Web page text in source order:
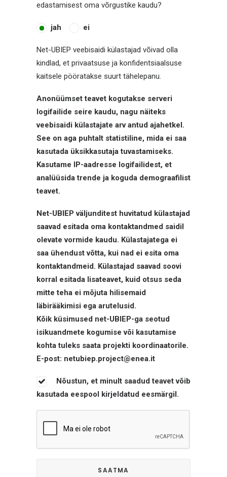
edastamisest oma võrgustike kaudu?
jah ei
Net-UBIEP veebisaidi külastajad võivad olla
kindlad, et privaatsuse ja konfidentsiaalsuse
kaitsele pööratakse suurt tähelepanu.
Anonüümset teavet kogutakse serveri
logifailide seire kaudu, nagu näiteks
veebisaidi külastajate arv antud ajahetkel.
See on aga puhtalt statistiline, mida ei saa
kasutada üksikkasutaja tuvastamiseks.
Kasutame IP-aadresse logifailidest, et
analüüsida trende ja koguda demograafilist
teavet.
Net-UBIEP väljunditest huvitatud külastajad
saavad esitada oma kontaktandmed saidil
olevate vormide kaudu. Külastajatega ei
saa ühendust võtta, kui nad ei esita oma
kontaktandmeid. Külastajad saavad soovi
korral esitada lisateavet, kuid otsus seda
mitte teha ei mõjuta hilisemaid
läbirääkimisi ega arutelusid.
Kõik küsimused net-UBIEP-ga seotud
isikuandmete kogumise või kasutamise
kohta tuleks saata projekti koordinaatorile.
E-post: netubiep.project@enea.it
Nõustun, et minult saadud teavet võib
kasutada eespool kirjeldatud eesmärgil.